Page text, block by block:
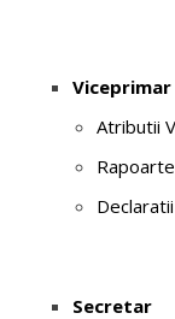
Viceprimar
Atributii
Secretar